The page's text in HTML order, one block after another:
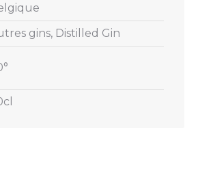
gins, Distilled Gin